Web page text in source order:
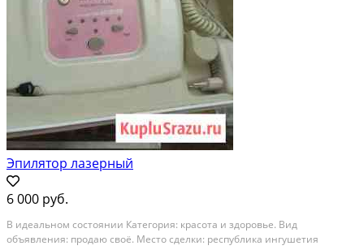
Эпилятор лазерный
6 000 руб.
В идеальном состоянии Категория: красота и здоровье. Вид
объявления: продаю своё. Место сделки: республика ингушетия